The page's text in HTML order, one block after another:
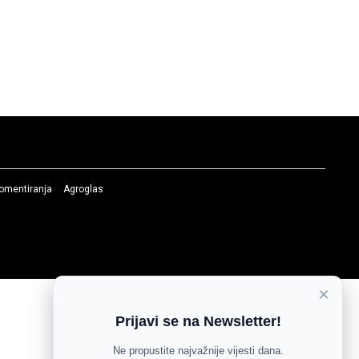
Agroglas
×
Prijavi se na Newsletter!
Ne propustite najvažnije vijesti dana.